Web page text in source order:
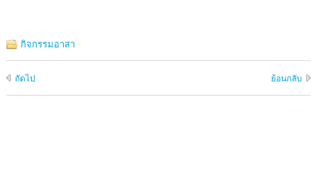
กิจกรรมอาสา
ถัดไป ย้อนกลับ